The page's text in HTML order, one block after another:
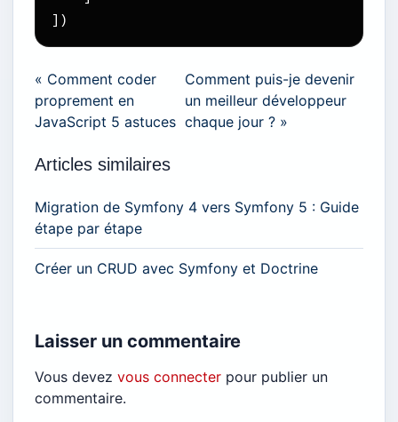
])
« Comment coder
proprement en
JavaScript 5 astuces
Comment puis-je devenir
un meilleur développeur
chaque jour ? »
Articles similaires
Migration de Symfony 4 vers Symfony 5 : Guide
étape par étape
Créer un CRUD avec Symfony et Doctrine
Laisser un commentaire
Vous devez vous connecter pour publier un
commentaire.